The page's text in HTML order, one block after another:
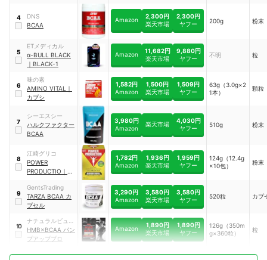
4
DNS
BCAA
Amazon
2,300円
楽天市場
2,300円
ヤフー
200g 粉末
5
ETメディカル
α-BULL BLACK
｜ BLACK-1
Amazon
11,682円
楽天市場
9,880円
ヤフー
不明 粒
6
味の素
AMINO VITAL
｜
カプシ
1,582円
Amazon
1,500円
楽天市場
1,509円
ヤフー
63g（3.0g×2
1本）
顆粒
7
シーエスシー
ハルクファクター
BCAA
3,980円
Amazon
楽天市場
4,030円
ヤフー
510g 粉末
8
江崎グリコ
POWER
PRODUCTIO ｜
ニックドリンク ク
エン酸＆BCAA
1,782円
Amazon
1,936円
楽天市場
1,959円
ヤフー
124g（12.4g
×10包）
粉末
9
GentsTrading
TARZA BCAA カ
プセル
3,290円
Amazon
3,580円
楽天市場
3,580円
ヤフー
520粒 カプ
10
ナチュラルビュー
ティー
HMB×BCAA パン
プアッププロ
Amazon
1,890円
楽天市場
1,890円
ヤフー
126g（350m
g×360粒）
粒